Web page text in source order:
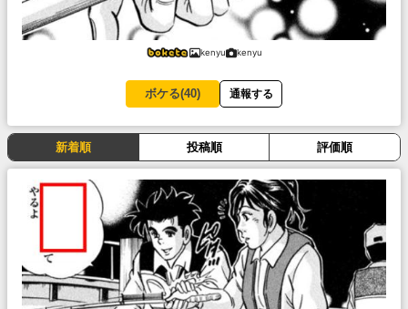
kenyu kenyu
ボケる(40) 通報する
新着順 投稿順 評価順